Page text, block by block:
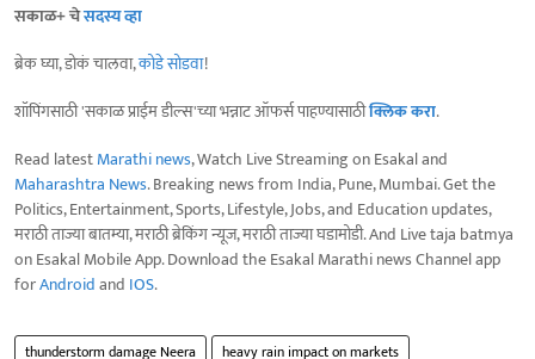
सकाळ+ चेसदस्य व्हा
ब्रेक घ्या, डोकं चालवा,कोडे सोडवा!
शॉपिंगसाठी 'सकाळ प्राईम डील्स'च्या भन्नाट ऑफर्स पाहण्यासाठीक्लिक करा.
Read latestMarathi news, Watch Live Streaming on Esakal and
Maharashtra News. Breaking news from India, Pune, Mumbai. Get the
Politics, Entertainment, Sports, Lifestyle, Jobs, and Education updates,
मराठी ताज्या बातम्या, मराठी ब्रेकिंग न्यूज, मराठी ताज्या घडामोडी. And Live taja batmya
on Esakal Mobile App. Download the Esakal Marathi news Channel app
forAndroidand IOS.
thunderstorm damage Neera
heavy rain impact on markets